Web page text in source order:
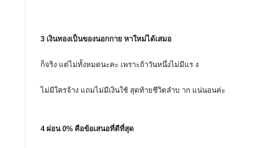
3 เงินทองเป็นของนอกกาย หาใหม่ได้เสมอ
ก็จริง แต่ไม่ทั้งหมดนะคะ เพราะถ้าวันหนึ่งไม่มีแร ง
ไม่มีใครจ้าง แถมไม่มีเงินใช้ สุดท้ายชีวิตลำบ าก แน่นอนค่ะ
4 ผ่อน 0% คือข้อเสนอที่ดีที่สุด